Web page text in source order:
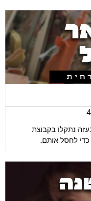
נתקלו בקבוצת
לחסל אותם.